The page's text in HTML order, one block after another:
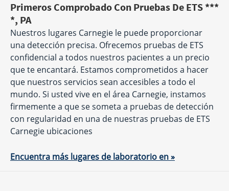
Primeros Comprobado Con Pruebas De ETS ***
*, PA
Nuestros lugares Carnegie le puede proporcionar
una detección precisa. Ofrecemos pruebas de ETS
confidencial a todos nuestros pacientes a un precio
que te encantará. Estamos comprometidos a hacer
que nuestros servicios sean accesibles a todo el
mundo. Si usted vive en el área Carnegie, instamos
firmemente a que se someta a pruebas de detección
con regularidad en una de nuestras pruebas de ETS
Carnegie ubicaciones
Encuentra más lugares de laboratorio en »